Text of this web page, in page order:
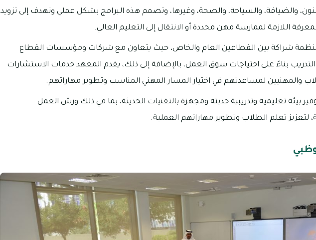
والضيافة، والسياحة، والصحة، وغيرها، وتصمم هذه البرامج بشكل عملي وتهدف إلى تزويد
اللازمة لممارسة مهن محددة أو الانتقال إلى التعليم العالي.
منظمة شراكة بين القطاعين العام والخاص، حيث يتعاون مع شركات ومؤسسات القطاع
بناءً على احتياجات سوق العمل، بالإضافة إلى ذلك، يقدم المعهد خدمات الاستشارات
والمهنيين لمساعدتهم في اختيار المسار المهني المناسب وتطوير مهاراتهم.
بيئة تعليمية وتدريبية حديثة ومجهزة بالتقنيات الحديثة، بما في ذلك ورش العمل
لتعزيز تعلم الطلاب وتطوير مهاراتهم العملية.